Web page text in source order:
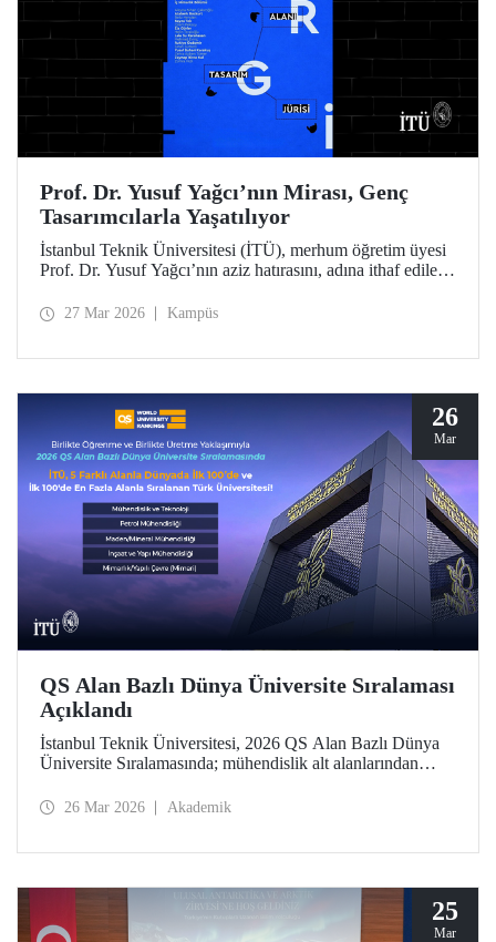
Prof. Dr. Yusuf Yağcı’nın Mirası, Genç
Tasarımcılarla Yaşatılıyor
İstanbul Teknik Üniversitesi (İTÜ), merhum öğretim üyesi
Prof. Dr. Yusuf Yağcı’nın aziz hatırasını, adına ithaf edilen
somutlaşan kalıcı sergi alanında yaşatacak.
27 Mar 2026 Kampüs
26
Mar
QS Alan Bazlı Dünya Üniversite Sıralaması
Açıklandı
İstanbul Teknik Üniversitesi, 2026 QS Alan Bazlı Dünya
Üniversite Sıralamasında; mühendislik alt alanlarından
Mühendisliği”nde 43’üncü, “Elektrik-Elektronik
dünyada ilk 100 üniversite arasında Türkiye’den yer alan
tek üniversite.
26 Mar 2026 Akademik
25
Mar